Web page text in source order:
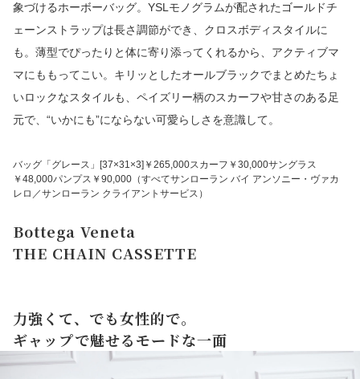
象づけるホーボーバッグ。YSLモノグラムが配されたゴールドチ
ェーンストラップは長さ調節ができ、クロスボディスタイルに
も。薄型でぴったりと体に寄り添ってくれるから、アクティブマ
マにももってこい。キリッとしたオールブラックでまとめたちょ
いロックなスタイルも、ペイズリー柄のスカーフや甘さのある足
元で、“いかにも”にならない可愛らしさを意識して。
バッグ「グレース」[37×31×3]￥265,000スカーフ￥30,000サングラス
￥48,000パンプス￥90,000（すべてサンローラン バイ アンソニー・ヴァカ
レロ／サンローラン クライアントサービス）
Bottega Veneta
THE CHAIN CASSETTE
力強くて、でも女性的で。
ギャップで魅せるモードな一面